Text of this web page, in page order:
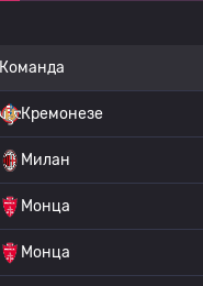
Команда
Кремонезе
Милан
Монца
Монца